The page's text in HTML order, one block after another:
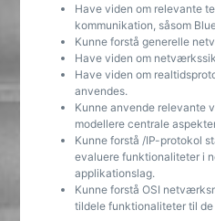
Have viden om relevante
kommunikation, såsom
Kunne forstå generelle
Have viden om
Have viden om
anvendes.
Kunne anvende relevante
modellere centrale
Kunne forstå /IP-protokol
evaluere funktionaliteter i
applikationslag.
Kunne forstå OSI
tildele funktionaliteter til